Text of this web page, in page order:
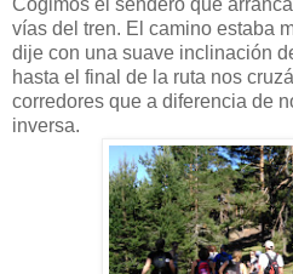
vías del tren. El camino estaba
dije con una suave inclinación
hasta el final de la ruta nos
corredores que a diferencia de
inversa.